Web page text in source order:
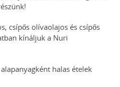
csípős olívaolajos és csípős
kínáljuk a Nuri
halas ételek